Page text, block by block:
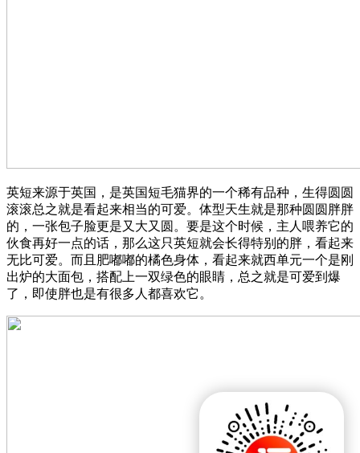
英短来源于英国，是英国短毛猫界的一个稀有品种，生得圆圆
滚滚总之就是看起来相当的可爱。体型天生就是那种圆圆胖胖
的，一张包子脸更是又大又圆。要是这个时候，主人喂养它的
伙食再好一点的话，那么这只英短就会长得特别的胖，看起来
无比可爱。而且肥嘟嘟的橘色身体，看起来就西单元一个是刚
出炉的大面包，搭配上一双绿色的眼睛，总之就是可爱到爆
了，即使胖也是有很多人都喜欢它。